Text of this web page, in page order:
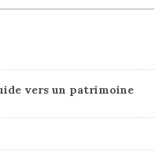
vers un patrimoine